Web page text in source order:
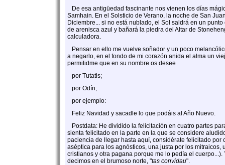
De esa antigüedad fascinante nos vienen los días
Samhain. En el Solsticio de Verano, la noche de San
Diciembre... si no está nublado, el Sol saldrá en un
de arenisca azul y bañará la piedra del Altar de
calculadora.
Pensar en ello me vuelve soñador y un poco
a negarlo, en el fondo de mi corazón anida el alma un
permitidme que en su nombre os desee
por Tutatis;
por Odín;
por ejemplo:
Feliz Navidad y sacadle lo que podáis al Año Nuevo.
Postdata: He dividido la felicitación en cuatro partes
sienta felicitado en la parte en la que se considere
paciencia de llegar hasta aquí, considérate felicitado por
aséptica para los agnósticos, una justa por los mitraicos,
cristianos y otra pagana porque me lo pedía el cuerpo...).
decimos en el brumoso norte, "tas convidau".